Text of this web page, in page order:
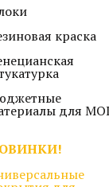
краска
для